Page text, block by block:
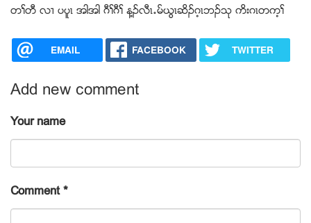
တႈတီ လ႕ ပပူၚ အါအါ ဂီႈဂီႈ န႔ဥလီၚ’မ္ဎြၚဆိဥဂ့ၚဘဥသု ကိးဂၚတက့ႈ
EMAIL FACEBOOK TWITTER
Add new comment
Your name
Comment*